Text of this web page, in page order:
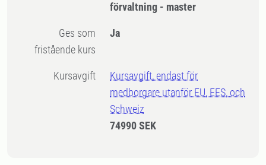
förvaltning - master
Ges som
fristående kurs
Ja
Kursavgift
Kursavgift, endast för
medborgare utanför EU, EES, och
Schweiz
74990 SEK